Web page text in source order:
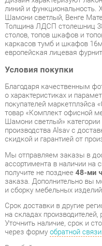
каркасов тумб и шкафов
европейская лицевая
Условия покупки
Благодаря качественным
о характеристиках и
покупателей маркетплэйса
товар «Комплект офисной
Шамони светлый» категории
производства Alsav с
скидкой и гарантией от
Мы отправляем заказы в
ассортимента в наличии на
получите не позднее48-ми
заказа. Дополнительно вы
Срок доставки в другие
на складах производителей,
Уточнить наличие, срок и
через формуобратной связи.
В любой момент до передачи
течение 7-ми дней после
изменить выборили принять
Несмотря на качественную
могут быть повреждены при